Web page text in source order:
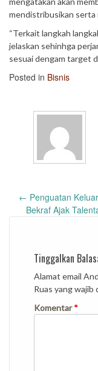
mendistribusikan
“Terkait langkah
jelaskan sehinhga
sesuai dengam target
Posted in Bisnis
Post
navigation
← Penguatan
Bekraf Ajak
Tinggalkan
Alamat email
Ruas yang wajib
Komentar*